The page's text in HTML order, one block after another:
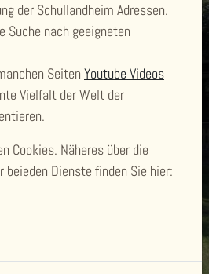
BRUNNEN
der Schullandheim Adressen.
Suche nach geeigneten
Seiten Youtube Videos
Vielfalt der Welt der
Cookies. Näheres über die
beieden Dienste finden Sie hier: